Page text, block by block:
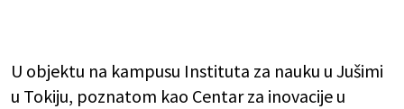
U objektu na kampusu Instituta za nauku u Jušimi
u Tokiju, poznatom kao Centar za inovacije u